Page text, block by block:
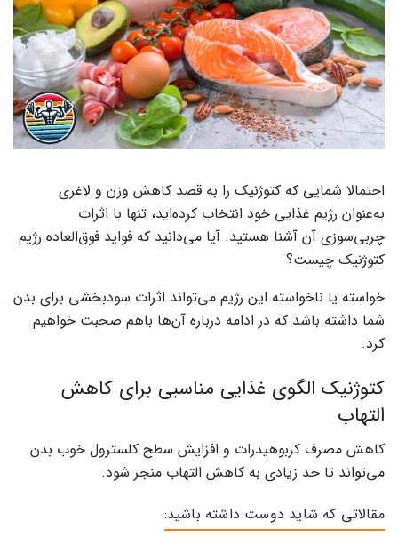
احتمالا شمایی که کتوژنیک را به قصد کاهش وزن و لاغری
به‌عنوان رژیم غذایی خود انتخاب کرده‌اید، تنها با اثرات
چربی‌سوزی آن آشنا هستید. آیا می‌دانید که فواید فوق‌العاده رژیم
کتوژنیک چیست؟
خواسته یا ناخواسته این رژیم می‌تواند اثرات سودبخشی برای بدن
شما داشته باشد که در ادامه درباره آن‌ها باهم صحبت خواهیم
کرد.
کتوژنیک الگوی غذایی مناسبی برای کاهش
التهاب
کاهش مصرف کربوهیدرات و افزایش سطح کلسترول خوب بدن
می‌تواند تا حد زیادی به کاهش التهاب منجر شود.
مقالاتی که شاید دوست داشته باشید: